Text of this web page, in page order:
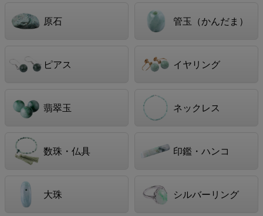
原石 管玉（かんだま）
ピアス イヤリング
翡翠玉 ネックレス
数珠・仏具 印鑑・ハンコ
大珠 シルバーリング